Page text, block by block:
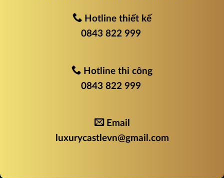
Hotline thiết kế
0843 822 999
Hotline thi công
0843 822 999
Email
luxurycastlevn@gmail.com